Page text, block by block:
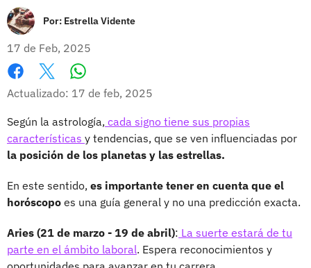
Por: Estrella Vidente
17 de Feb, 2025
Facebook
X
Actualizado: 17 de feb, 2025
Según la astrología, cada signo tiene sus propias
características y tendencias, que se ven influenciadas por
la posición de los planetas y las estrellas.
En este sentido, es importante tener en cuenta que el
horóscopo es una guía general y no una predicción exacta.
Aries (21 de marzo - 19 de abril): La suerte estará de tu
parte en el ámbito laboral. Espera reconocimientos y